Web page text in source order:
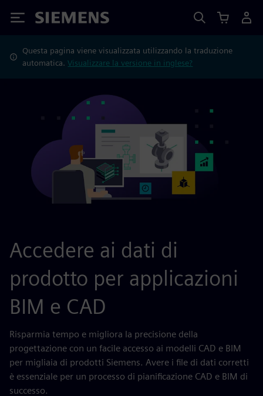
Siemens
Questa pagina viene visualizzata utilizzando la traduzione
automatica.Visualizzare la versione in inglese?
Accedere ai dati di
prodotto per applicazioni
BIM e CAD
Risparmia tempo e migliora la precisione della
progettazione con un facile accesso ai modelli CAD e BIM
per migliaia di prodotti Siemens. Avere i file di dati corretti
è essenziale per un processo di pianificazione CAD e BIM di
successo.